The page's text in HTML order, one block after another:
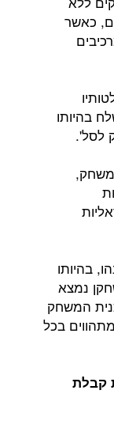
כאשר
בהיותו
לסל'.
בהיותו
נמצא
המשחק
בכל
קבלת